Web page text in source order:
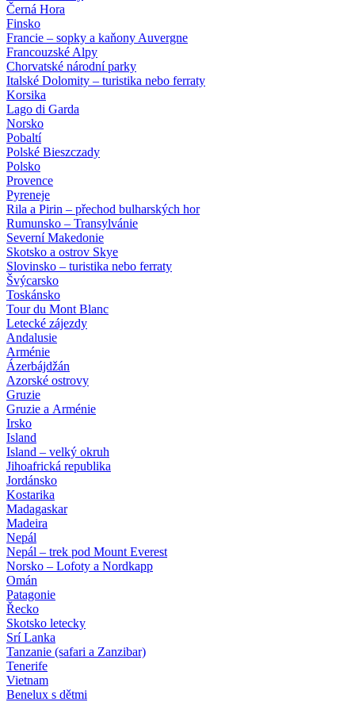
Černá Hora
Finsko
Francie – sopky a kaňony Auvergne
Francouzské Alpy
Chorvatské národní parky
Italské Dolomity – turistika nebo ferraty
Korsika
Lago di Garda
Norsko
Pobaltí
Polské Bieszczady
Polsko
Provence
Pyreneje
Rila a Pirin – přechod bulharských hor
Rumunsko – Transylvánie
Severní Makedonie
Skotsko a ostrov Skye
Slovinsko – turistika nebo ferraty
Švýcarsko
Toskánsko
Tour du Mont Blanc
Letecké zájezdy
Andalusie
Arménie
Ázerbájdžán
Azorské ostrovy
Gruzie
Gruzie a Arménie
Irsko
Island
Island – velký okruh
Jihoafrická republika
Jordánsko
Kostarika
Madagaskar
Madeira
Nepál
Nepál – trek pod Mount Everest
Norsko – Lofoty a Nordkapp
Omán
Patagonie
Řecko
Skotsko letecky
Srí Lanka
Tanzanie (safari a Zanzibar)
Tenerife
Vietnam
Benelux s dětmi